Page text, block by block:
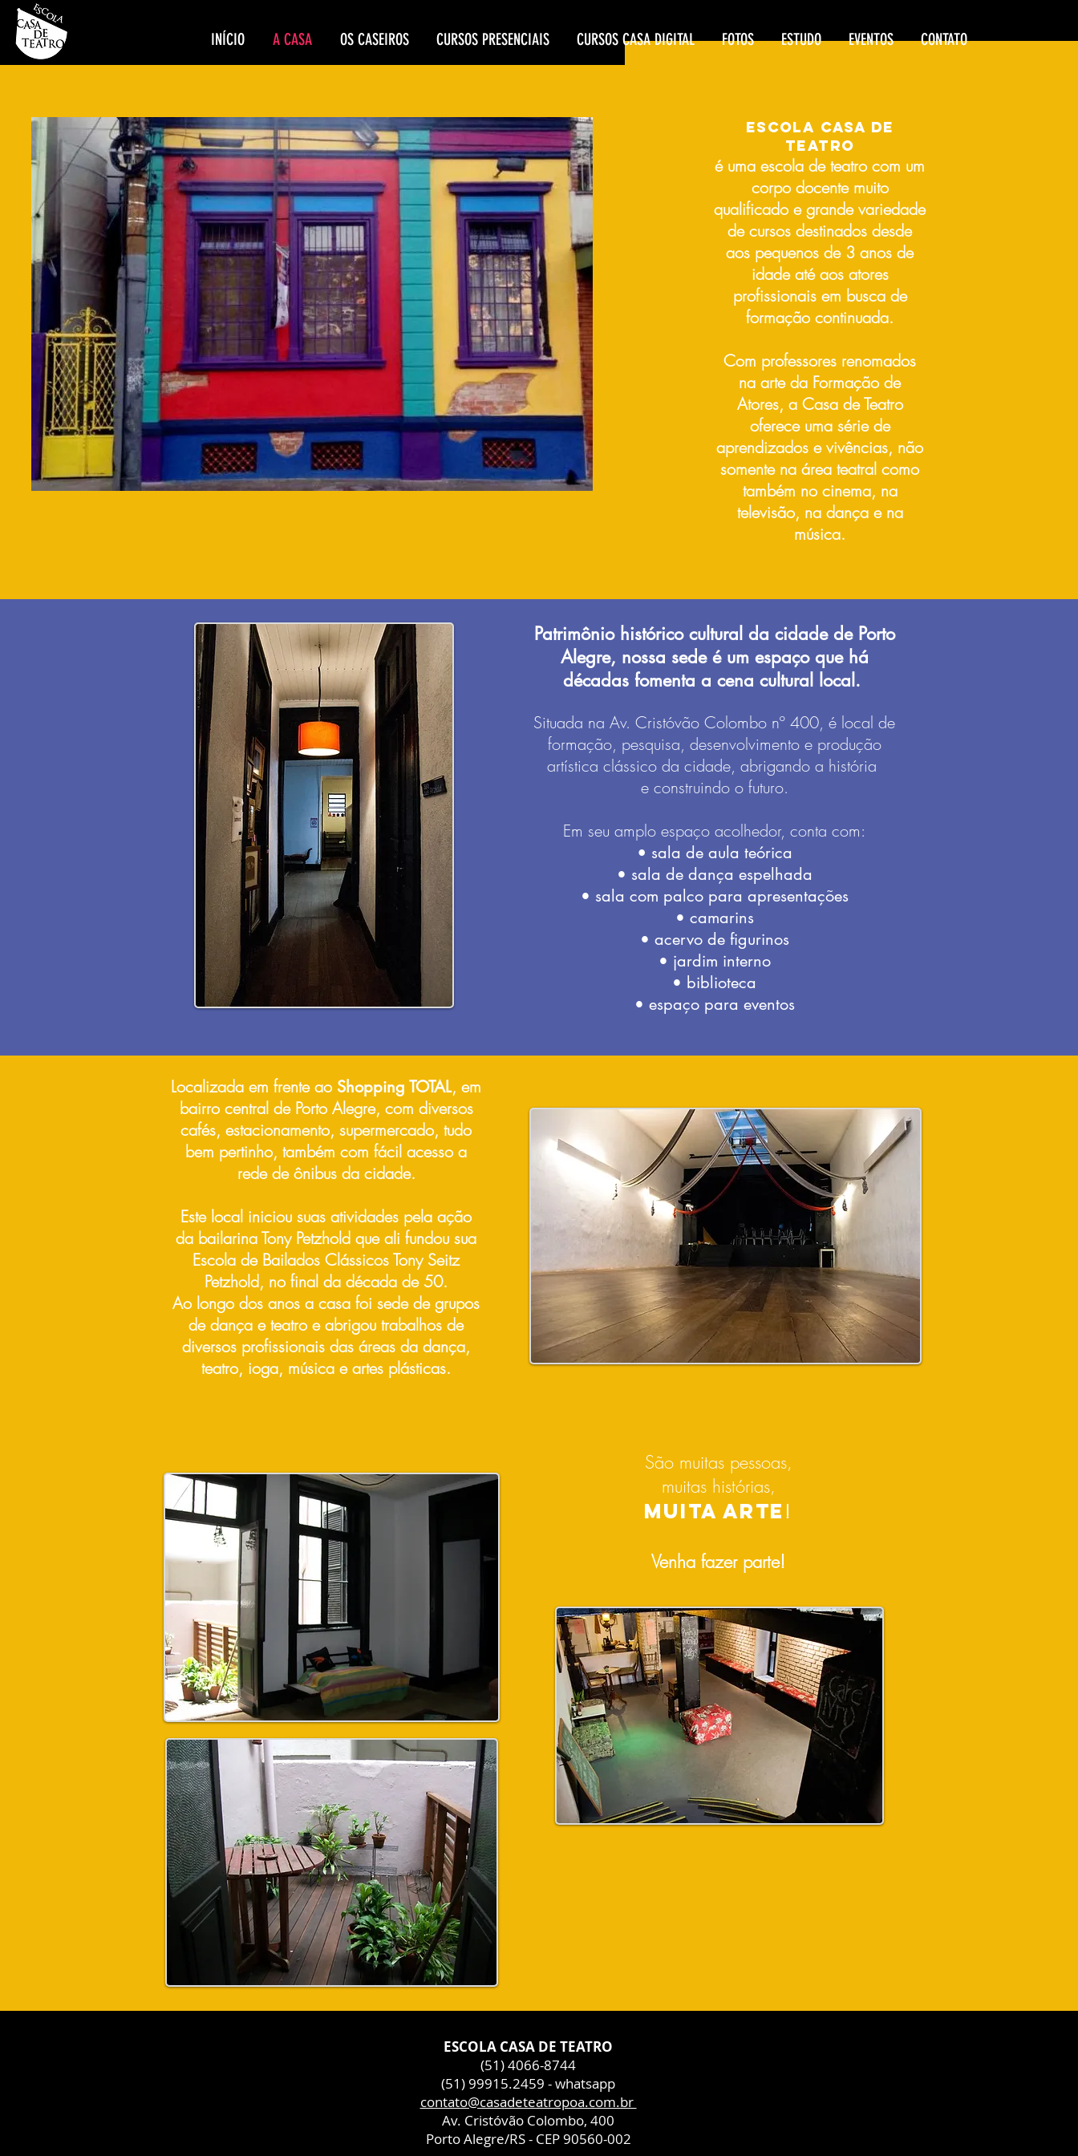
INÍCIO A CASA OS CASEIROS CURSOS PRESENCIAIS CURSOS CASA DIGITAL FOTOS ESTUDO EVENTOS CONTATO
escola Casa de
TeatRO
é uma escola de teatro com um
corpo docente muito
qualificado e grande variedade
de cursos destinados desde
aos pequenos de 3 anos de
idade até aos atores
profissionais em busca de
formação continuada.
Com professores renomados
na arte da Formação de
Atores, a Casa de Teatro
oferece uma série de
aprendizados e vivências, não
somente na área teatral como
também no cinema, na
televisão, na dança e na
música.
São muitas pessoas,
muitas histórias,
MUITA ARTE !
Venha fazer parte!
Patrimônio histórico cultural da cidade de Porto
Alegre, nossa sede é um espaço que há
décadas fomenta a cena cultural local.
Situada na Av. Cristóvão Colombo nº 400, é local de
formação, pesquisa, desenvolvimento e produção
artística clássico da cidade, abrigando a história
e construindo o futuro.
Em seu amplo espaço acolhedor, conta com:
• sala de aula teórica
• sala de dança espelhada
• sala com palco para apresentações
• camarins
• acervo de figurinos
• jardim interno
• biblioteca
• espaço para eventos
Localizada em frente ao Shopping TOTAL, em
bairro central de Porto Alegre, com diversos
cafés, estacionamento, supermercado, tudo
bem pertinho, também com fácil acesso a
rede de ônibus da cidade.
Este local iniciou suas atividades pela ação
da bailarina Tony Petzhold que ali fundou sua
Escola de Bailados Clássicos Tony Seitz
Petzhold, no final da década de 50.
Ao longo dos anos a casa foi sede de grupos
de dança e teatro e abrigou trabalhos de
diversos profissionais das áreas da dança,
teatro, ioga, música e artes plásticas.
ESCOLA CASA DE TEATRO
(51) 4066-8744
(51) 99915.2459 - whatsapp
contato@casadeteatropoa.com.br
Av. Cristóvão Colombo, 400
Porto Alegre/RS - CEP 90560-002